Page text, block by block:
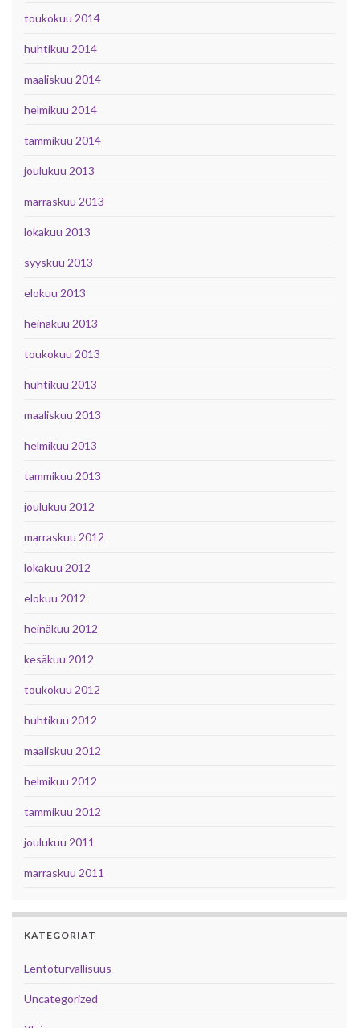
toukokuu 2014
huhtikuu 2014
maaliskuu 2014
helmikuu 2014
tammikuu 2014
joulukuu 2013
marraskuu 2013
lokakuu 2013
syyskuu 2013
elokuu 2013
heinäkuu 2013
toukokuu 2013
huhtikuu 2013
maaliskuu 2013
helmikuu 2013
tammikuu 2013
joulukuu 2012
marraskuu 2012
lokakuu 2012
elokuu 2012
heinäkuu 2012
kesäkuu 2012
toukokuu 2012
huhtikuu 2012
maaliskuu 2012
helmikuu 2012
tammikuu 2012
joulukuu 2011
marraskuu 2011
KATEGORIAT
Lentoturvallisuus
Uncategorized